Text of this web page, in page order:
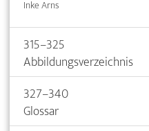
Inke Arns
315–325
Abbildungsverzeichnis
327–340
Glossar